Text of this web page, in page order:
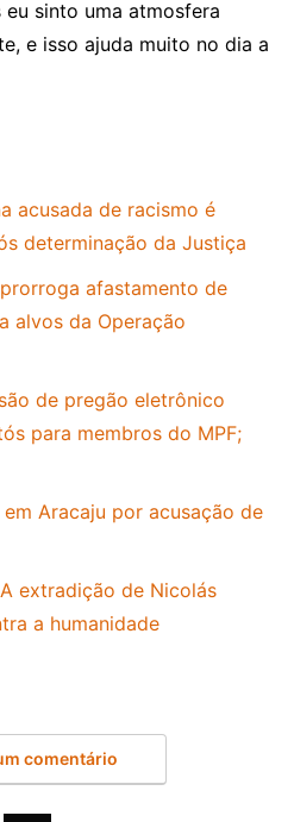
sinto uma atmosfera
e isso ajuda muito no dia a
acusada de racismo é
determinação da Justiça
afastamento de
alvos da Operação
de pregão eletrônico
para membros do MPF;
Aracaju por acusação de
extradição de Nicolás
a humanidade
comentário